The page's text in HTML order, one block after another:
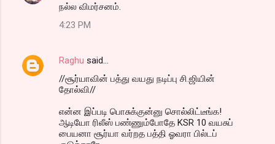
நல்ல விமர்சனம்.
4:23 PM
Raghu said…
//சூர்யாவின் பத்து வயது நடிப்பு சி.ஜியின்
தோல்வி//
என்ன‌ இப்ப‌டி பொசுக்குன்னு சொல்லிட்டீங்க‌!
ஆடியோ ரிலீஸ் ப‌ண்ணும்போதே KSR 10 வ‌ய‌சுப்
பைய‌னா சூர்யா வ‌ர்ற‌த‌ ப‌த்தி ஓவ‌ரா பில்ட‌ப்